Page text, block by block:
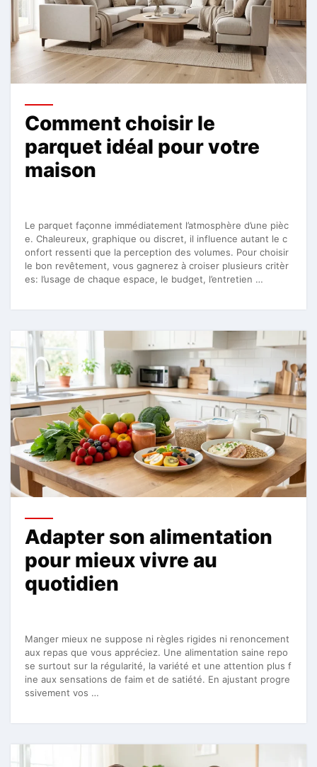
Comment choisir le
parquet idéal pour votre
maison
Le parquet façonne immédiatement l’atmosphère d’une pièc
e. Chaleureux, graphique ou discret, il influence autant le c
onfort ressenti que la perception des volumes. Pour choisir
le bon revêtement, vous gagnerez à croiser plusieurs critèr
es: l’usage de chaque espace, le budget, l’entretien …
Adapter son alimentation
pour mieux vivre au
quotidien
Manger mieux ne suppose ni règles rigides ni renoncement
aux repas que vous appréciez. Une alimentation saine repo
se surtout sur la régularité, la variété et une attention plus f
ine aux sensations de faim et de satiété. En ajustant progre
ssivement vos …